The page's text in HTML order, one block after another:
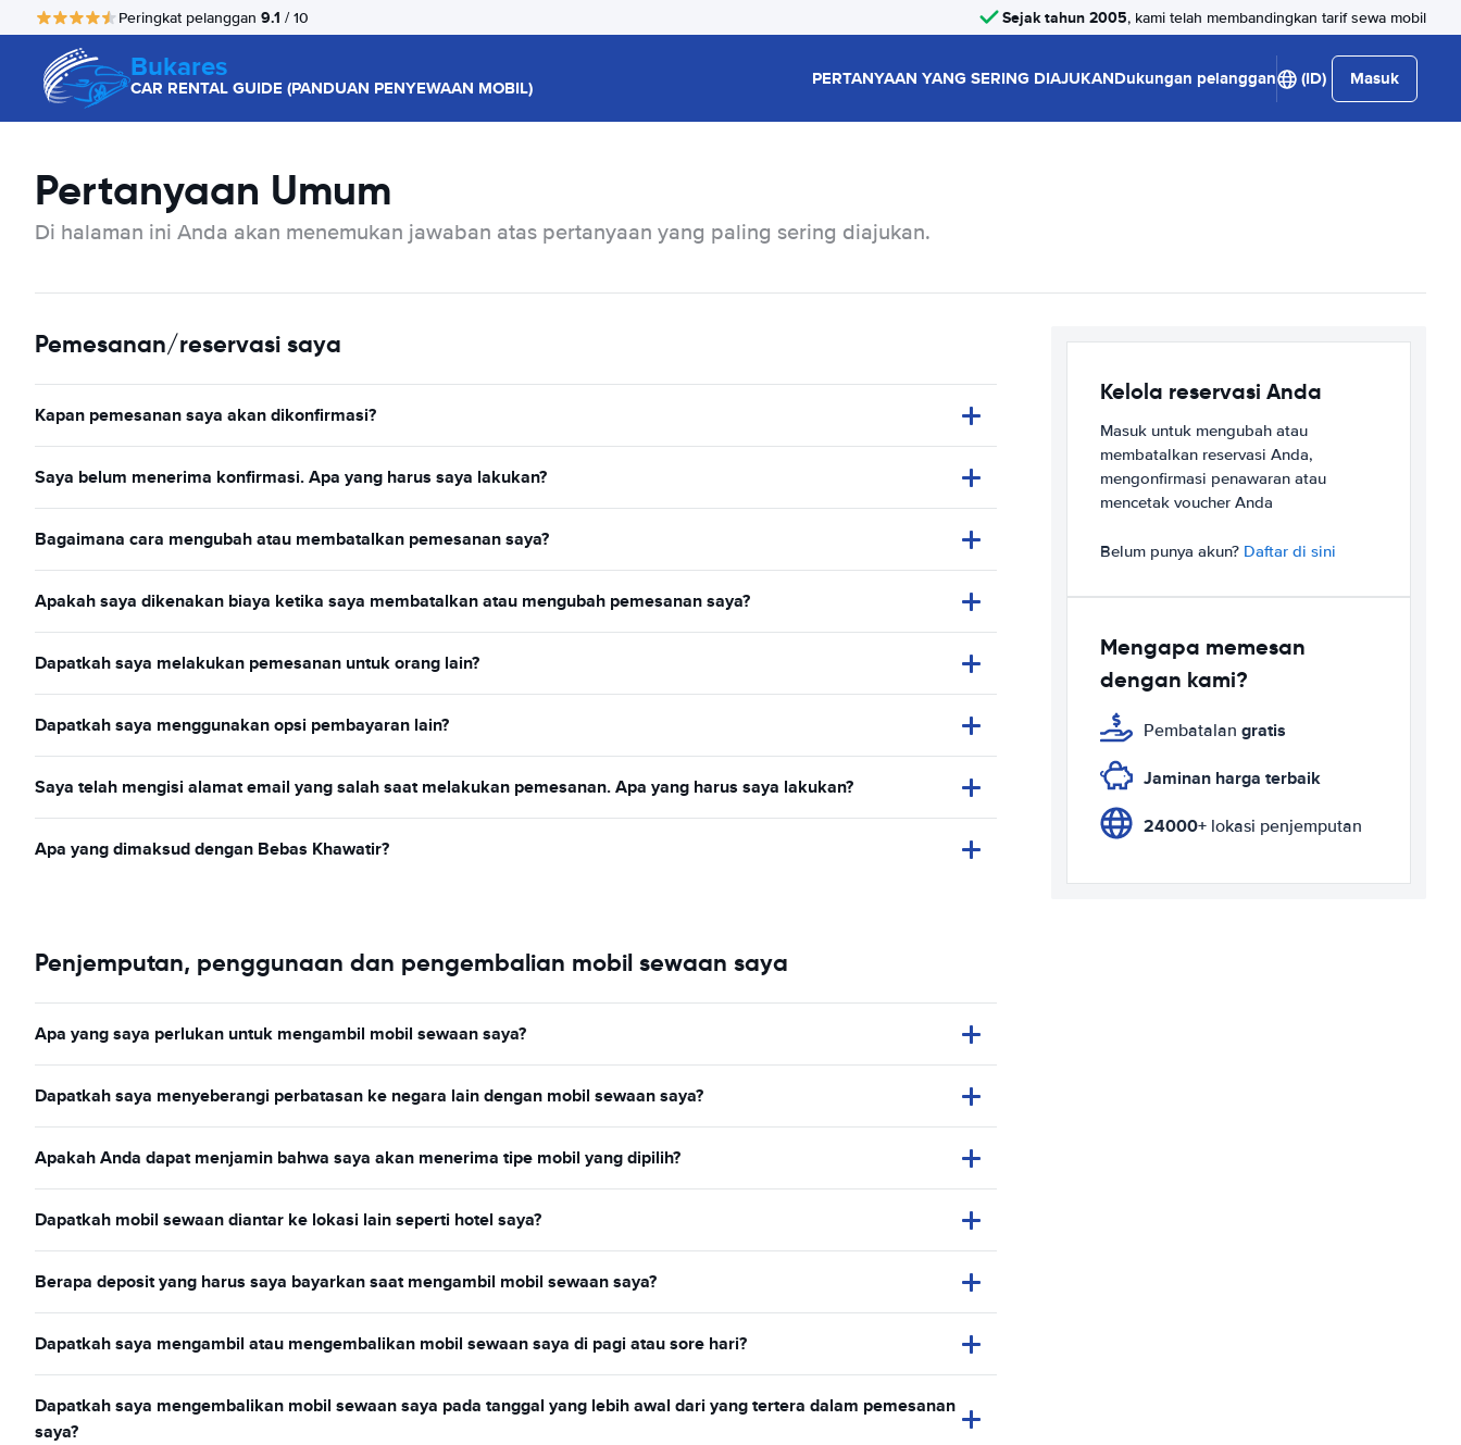
Peringkat pelanggan 9.1 / 10 Sejak tahun 2005, kami telah membandingkan tarif sewa mobil
Bukares
CAR RENTAL GUIDE (PANDUAN PENYEWAAN MOBIL) PERTANYAAN YANG SERING DIAJUKANDukungan pelanggan (ID) Masuk
Pertanyaan Umum
Di halaman ini Anda akan menemukan jawaban atas pertanyaan yang paling sering diajukan.
Pemesanan/reservasi saya
Kapan pemesanan saya akan dikonfirmasi?
Saya belum menerima konfirmasi. Apa yang harus saya lakukan?
Bagaimana cara mengubah atau membatalkan pemesanan saya?
Apakah saya dikenakan biaya ketika saya membatalkan atau mengubah pemesanan saya?
Dapatkah saya melakukan pemesanan untuk orang lain?
Dapatkah saya menggunakan opsi pembayaran lain?
Saya telah mengisi alamat email yang salah saat melakukan pemesanan. Apa yang harus saya lakukan?
Apa yang dimaksud dengan Bebas Khawatir?
Penjemputan, penggunaan dan pengembalian mobil sewaan saya
Apa yang saya perlukan untuk mengambil mobil sewaan saya?
Dapatkah saya menyeberangi perbatasan ke negara lain dengan mobil sewaan saya?
Apakah Anda dapat menjamin bahwa saya akan menerima tipe mobil yang dipilih?
Dapatkah mobil sewaan diantar ke lokasi lain seperti hotel saya?
Berapa deposit yang harus saya bayarkan saat mengambil mobil sewaan saya?
Dapatkah saya mengambil atau mengembalikan mobil sewaan saya di pagi atau sore hari?
Dapatkah saya mengembalikan mobil sewaan saya pada tanggal yang lebih awal dari yang tertera dalam pemesanan
saya?
Kelola reservasi Anda
Masuk untuk mengubah atau
membatalkan reservasi Anda,
mengonfirmasi penawaran atau
mencetak voucher Anda
Belum punya akun? Daftar di sini
Mengapa memesan
dengan kami?
Pembatalan gratis
Jaminan harga terbaik
24000+ lokasi penjemputan